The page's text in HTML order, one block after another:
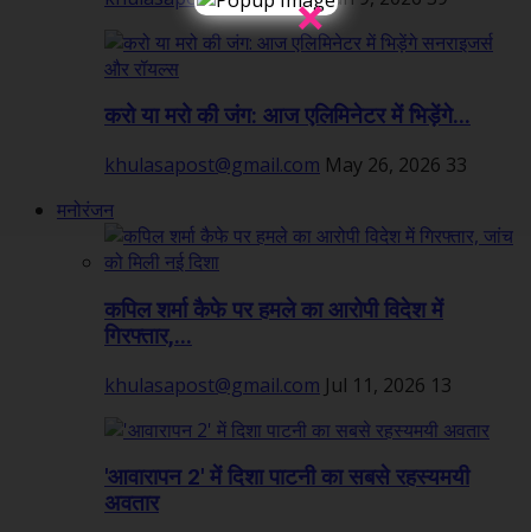
करो या मरो की जंग: आज एलिमिनेटर में भिड़ेंगे...
khulasapost@gmail.com May 26, 2026 33
मनोरंजन
कपिल शर्मा कैफे पर हमले का आरोपी विदेश में
गिरफ्तार,...
khulasapost@gmail.com Jul 11, 2026 13
'आवारापन 2' में दिशा पाटनी का सबसे रहस्यमयी
अवतार
×